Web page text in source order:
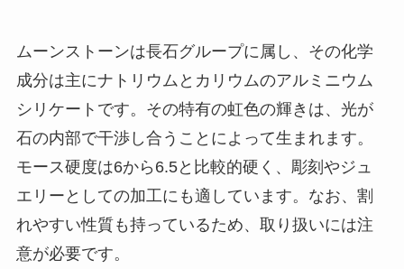
ムーンストーンは長石グループに属し、その化学
成分は主にナトリウムとカリウムのアルミニウム
シリケートです。その特有の虹色の輝きは、光が
石の内部で干渉し合うことによって生まれます。
モース硬度は6から6.5と比較的硬く、彫刻やジュ
エリーとしての加工にも適しています。なお、割
れやすい性質も持っているため、取り扱いには注
意が必要です。